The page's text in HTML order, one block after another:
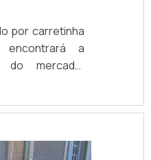
por carretinha
encontrará a
mercado.
B2B e
no
é
preço, com os